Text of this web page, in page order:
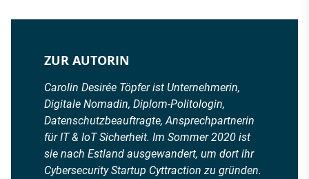
ZUR AUTORIN
Carolin Desirée Töpfer ist Unternehmerin,
Digitale Nomadin, Diplom-Politologin,
Datenschutzbeauftragte, Ansprechpartnerin
für IT & IoT Sicherheit. Im Sommer 2020 ist
sie nach Estland ausgewandert, um dort ihr
Cybersecurity Startup Cyttraction zu gründen.